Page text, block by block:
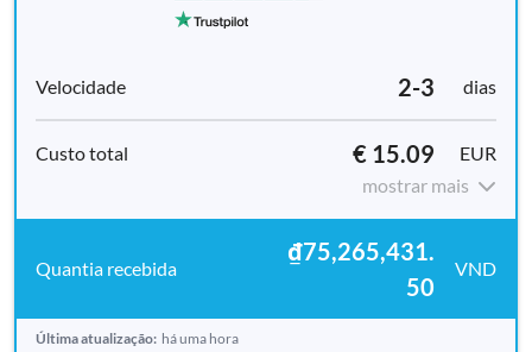
2-3 dias
€ 15.09
EUR
mostrar mais
₫75,265,431.
50
VND
Última atualização: há uma hora